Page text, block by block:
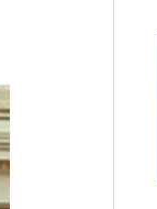
나" 촉각